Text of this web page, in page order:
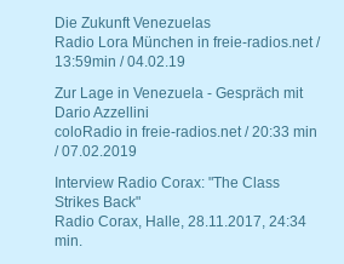
Die Zukunft Venezuelas
Radio Lora München in freie-radios.net /
13:59min / 04.02.19
Zur Lage in Venezuela - Gespräch mit
Dario Azzellini
coloRadio in freie-radios.net / 20:33 min
/ 07.02.2019
Interview Radio Corax: "The Class
Strikes Back"
Radio Corax, Halle, 28.11.2017, 24:34
min.